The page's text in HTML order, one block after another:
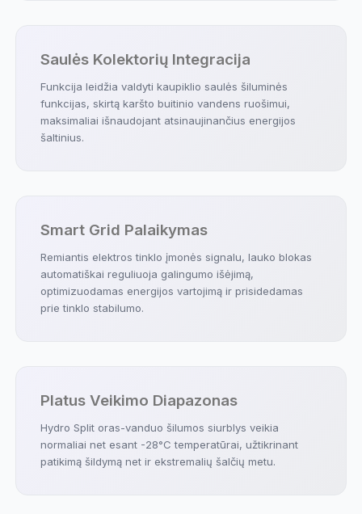
Saulės Kolektorių Integracija
Funkcija leidžia valdyti kaupiklio saulės šiluminės
funkcijas, skirtą karšto buitinio vandens ruošimui,
maksimaliai išnaudojant atsinaujinančius energijos
šaltinius.
Smart Grid Palaikymas
Remiantis elektros tinklo įmonės signalu, lauko blokas
automatiškai reguliuoja galingumo išėjimą,
optimizuodamas energijos vartojimą ir prisidedamas
prie tinklo stabilumo.
Platus Veikimo Diapazonas
Hydro Split oras-vanduo šilumos siurblys veikia
normaliai net esant -28°C temperatūrai, užtikrinant
patikimą šildymą net ir ekstremalių šalčių metu.